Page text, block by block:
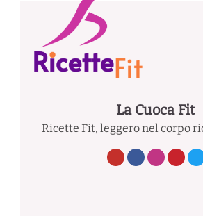
La Cuoca Fit
Ricette Fit, leggero nel corpo